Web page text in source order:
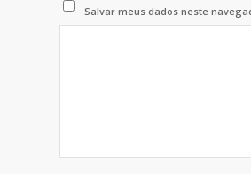
Salvar meus dados neste